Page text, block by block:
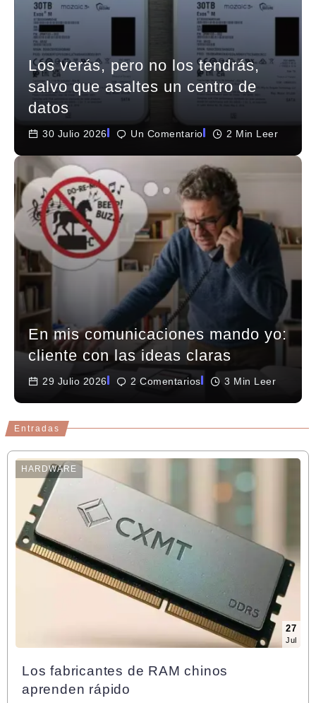
Los verás, pero no los tendrás,
salvo que asaltes un centro de
datos
30 Julio 2026 Un Comentario 2 Min Leer
En mis comunicaciones mando yo:
cliente con las ideas claras
29 Julio 2026 2 Comentarios 3 Min Leer
Entradas
HARDWARE
27
Jul
Los fabricantes de RAM chinos
aprenden rápido